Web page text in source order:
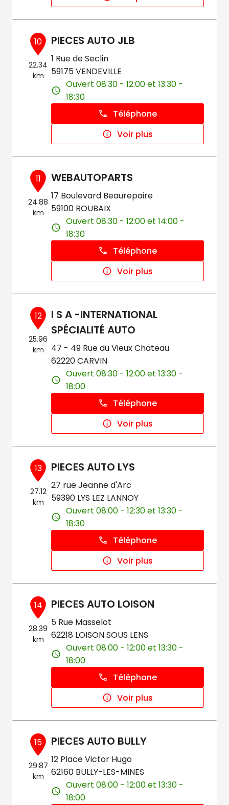
10
22.34
km
PIECES AUTO JLB
1 Rue de Seclin
59175 VENDEVILLE
Ouvert 08:30 - 12:00 et 13:30 -
18:30
Téléphone
Voir plus
11
24.88
km
WEBAUTOPARTS
17 Boulevard Beaurepaire
59100 ROUBAIX
Ouvert 08:30 - 12:00 et 14:00 -
18:30
Téléphone
Voir plus
12
25.96
km
I S A -INTERNATIONAL
SPÉCIALITÉ AUTO
47 - 49 Rue du Vieux Chateau
62220 CARVIN
Ouvert 08:30 - 12:00 et 13:30 -
18:00
Téléphone
Voir plus
13
27.12
km
PIECES AUTO LYS
27 rue Jeanne d'Arc
59390 LYS LEZ LANNOY
Ouvert 08:00 - 12:30 et 13:30 -
18:30
Téléphone
Voir plus
14
28.39
km
PIECES AUTO LOISON
5 Rue Masselot
62218 LOISON SOUS LENS
Ouvert 08:00 - 12:00 et 13:30 -
18:00
Téléphone
Voir plus
15
29.87
km
PIECES AUTO BULLY
12 Place Victor Hugo
62160 BULLY-LES-MINES
Ouvert 08:00 - 12:00 et 13:30 -
18:00